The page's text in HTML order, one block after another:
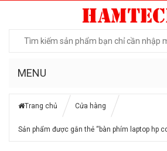
MENU
Trang chủ Cửa hàng
Sản phẩm được gắn thẻ “bàn phím laptop hp